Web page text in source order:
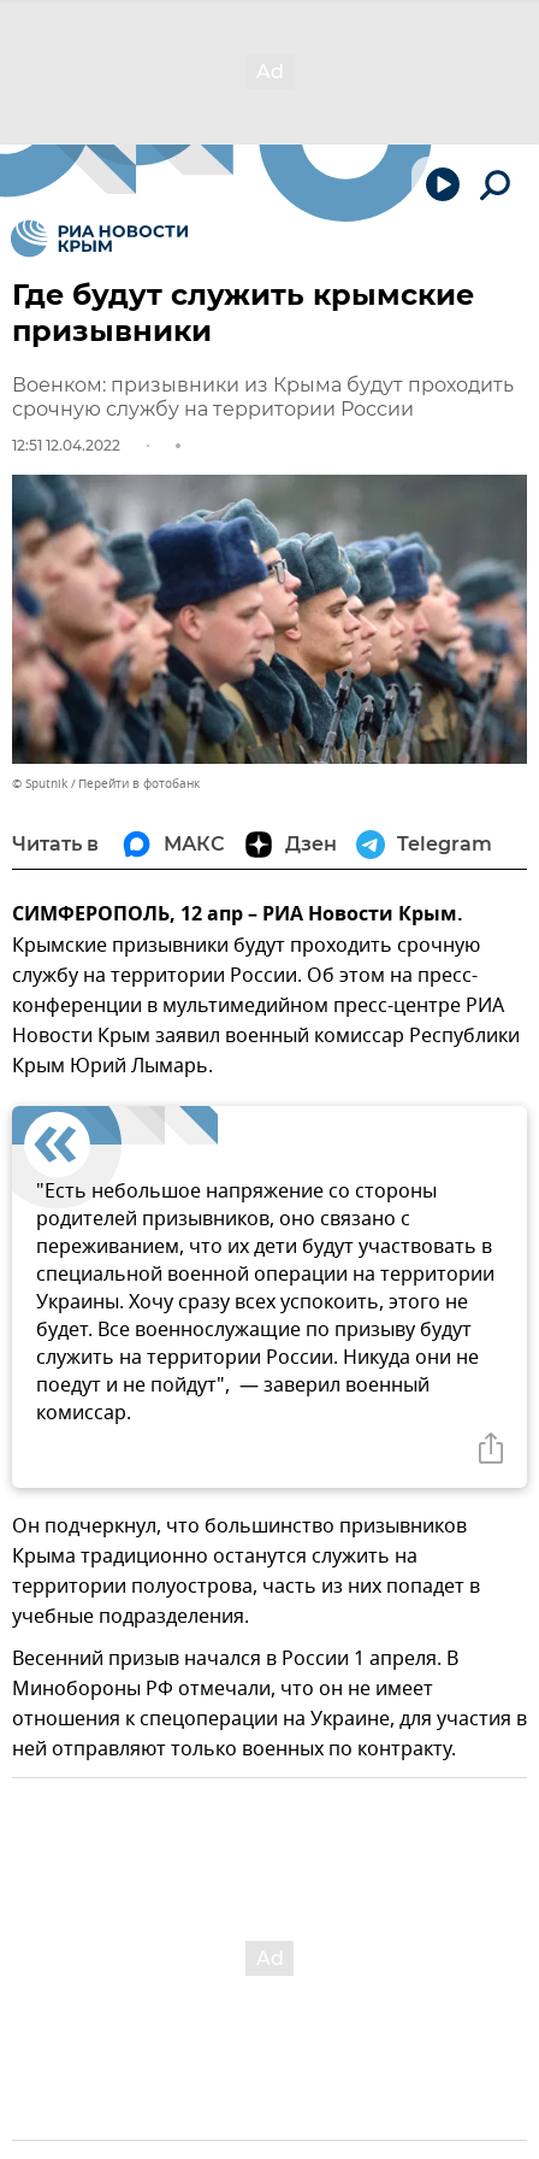
Где будут служить крымские
призывники
Военком: призывники из Крыма будут проходить
срочную службу на территории России
12:51 12.04.2022
© Sputnik Перейти в фотобанк
Читать в МАКС Дзен Telegram
СИМФЕРОПОЛЬ, 12 апр – РИА Новости Крым.
Крымские призывники будут проходить срочную
службу на территории России. Об этом на пресс-
конференции в мультимедийном пресс-центре РИА
Новости Крым заявил военный комиссар Республики
Крым Юрий Лымарь.
"Есть небольшое напряжение со стороны
родителей призывников, оно связано с
переживанием, что их дети будут участвовать в
специальной военной операции на территории
Украины. Хочу сразу всех успокоить, этого не
будет. Все военнослужащие по призыву будут
служить на территории России. Никуда они не
поедут и не пойдут", ­­ — заверил военный
комиссар.
Он подчеркнул, что большинство призывников
Крыма традиционно останутся служить на
территории полуострова, часть из них попадет в
учебные подразделения.
Весенний призыв начался в России 1 апреля. В
Минобороны РФ отмечали, что он не имеет
отношения к спецоперации на Украине, для участия в
ней отправляют только военных по контракту.